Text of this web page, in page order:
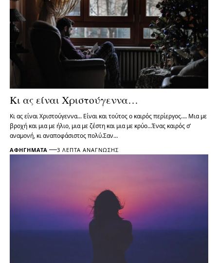
Κι ας είναι Χριστούγεννα…
Κι ας είναι Χριστούγεννα... Είναι και τούτος ο καιρός περίεργος…. Μια με
βροχή και μια με ήλιο, μια με ζέστη και μια με κρύο…Ένας καιρός σ’
αναμονή, κι αναποφάσιστος πολύ.Σαν…
ΑΦΗΓΉΜΑΤΑ 3 ΛΕΠΤΆ ΑΝΆΓΝΩΣΗΣ